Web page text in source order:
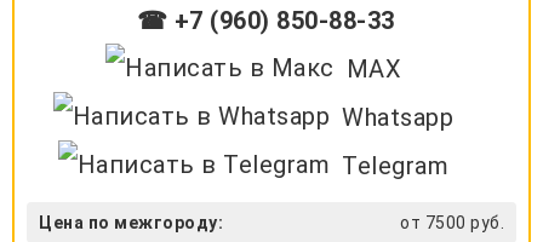
☎ +7 (960) 850-88-33
MAX
Whatsapp
Telegram
Цена по межгороду: от 7500 руб.